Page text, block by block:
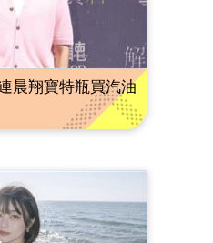
晨翔寶特瓶買汽油